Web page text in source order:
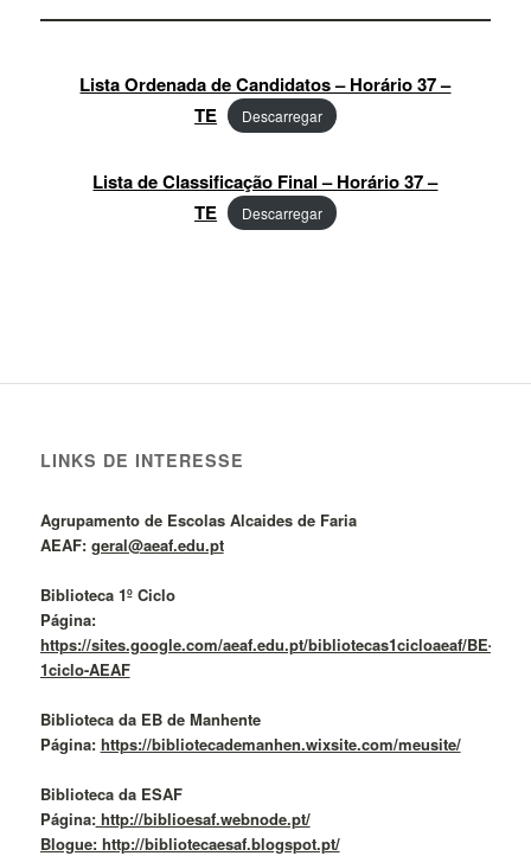
Lista Ordenada de Candidatos – Horário 37 –
TE
Descarregar
Lista de Classificação Final – Horário 37 –
TE
Descarregar
LINKS DE INTERESSE
Agrupamento de Escolas Alcaides de Faria
AEAF: geral@aeaf.edu.pt
Biblioteca 1º Ciclo
Página:
https://sites.google.com/aeaf.edu.pt/bibliotecas1cicloaeaf/BE-
1ciclo-AEAF
Biblioteca da EB de Manhente
Página: https://bibliotecademanhen.wixsite.com/meusite/
Biblioteca da ESAF
Página:http://biblioesaf.webnode.pt/
Blogue: http://bibliotecaesaf.blogspot.pt/